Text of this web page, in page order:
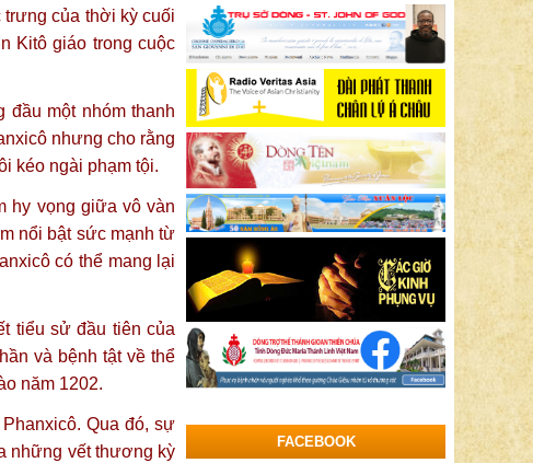
trưng của thời kỳ cuối
Kitô giáo trong cuộc
một nhóm thanh
nhưng cho rằng
kéo ngài phạm tội.
hy vọng giữa vô vàn
nổi bật sức mạnh từ
có thể mang lại
tiểu sử đầu tiên của
và bệnh tật về thể
năm 1202.
Qua đó, sự
những vết thương kỳ
FACEBOOK